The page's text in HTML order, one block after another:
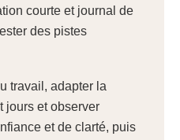
courte et journal de
des pistes
travail, adapter la
jours et observer
et de clarté, puis